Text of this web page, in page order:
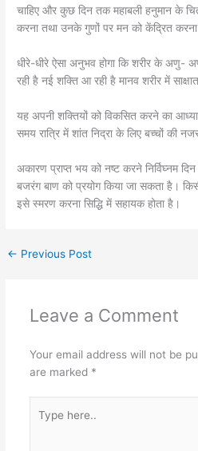
चाहिए और कुछ दिन तक महाबली हनुमान के
करना तथा उनके गुणों पर मन को केंद्रित करना
धीरे-धीरे ऐसा अनुभव होगा कि शरीर के अणु-
रही है नई शक्ति आ रही है मानव शरीर में
यह अपनी शक्तियों को विकसित करने का
समय रात्रि में शांत निद्रा के लिए बच्चों की
अकारण प्राप्त भय को नष्ट करने निर्विघ्नम
बजरंग बाण को प्रयोग किया जा सकता है।
इसे स्मरण करना सिद्धि में सहायक होता है।
← Previous Post
Leave a Comment
Your email address will not be
are marked *
here..